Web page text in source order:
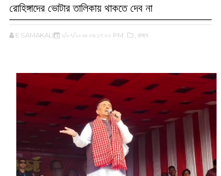
রোহিঙ্গাদের ভোটার তালিকায় থাকতে দেব না
E SAMAKALIN ১/০৭/২০২৬ ০৬:১৭:০০ PM ,‌ রাজ্য